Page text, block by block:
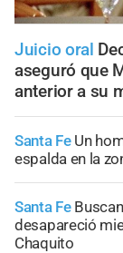
Juicio oral
aseguró que
anterior a su
Santa Fe Un
espalda en la
Santa Fe
desapareció
Chaquito